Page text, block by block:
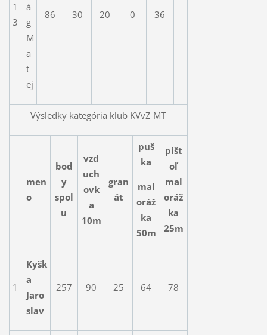
1
3
á
g
M
a
t
ej
86 30 20 0 36
Výsledky kategória klub KVvZ MT
men
o
bod
y
spol
u
vzd
uch
ovk
a
10m
gran
át
puš
ka
mal
oráž
ka
50m
pišt
oľ
mal
oráž
ka
25m
1
Kyšk
a
Jaro
slav
257 90 25 64 78